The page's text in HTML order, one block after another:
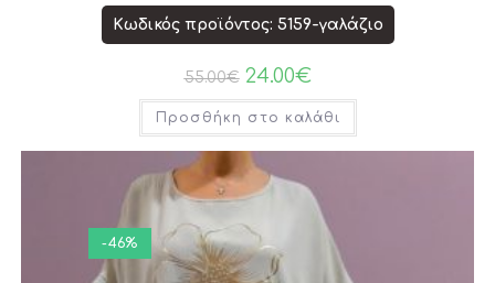
Κωδικός προϊόντος: 5159-γαλάζιο
55.00€ 24.00€
Προσθήκη στο καλάθι
-46%